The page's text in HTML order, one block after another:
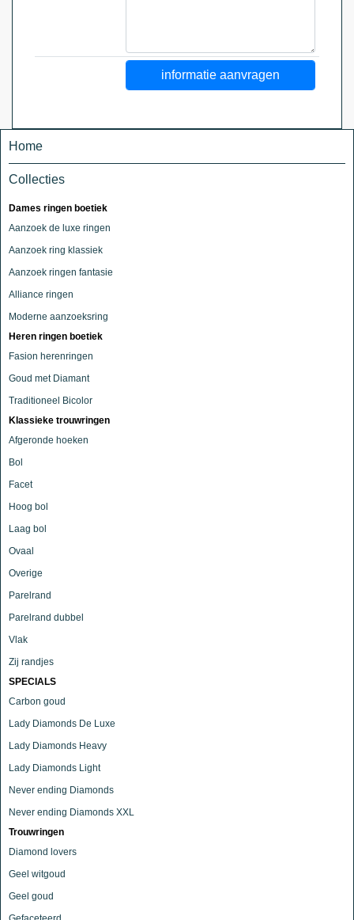
Home
Collecties
Dames ringen boetiek
Aanzoek de luxe ringen
Aanzoek ring klassiek
Aanzoek ringen fantasie
Alliance ringen
Moderne aanzoeksring
Heren ringen boetiek
Fasion herenringen
Goud met Diamant
Traditioneel Bicolor
Klassieke trouwringen
Afgeronde hoeken
Bol
Facet
Hoog bol
Laag bol
Ovaal
Overige
Parelrand
Parelrand dubbel
Vlak
Zij randjes
SPECIALS
Carbon goud
Lady Diamonds De Luxe
Lady Diamonds Heavy
Lady Diamonds Light
Never ending Diamonds
Never ending Diamonds XXL
Trouwringen
Diamond lovers
Geel witgoud
Geel goud